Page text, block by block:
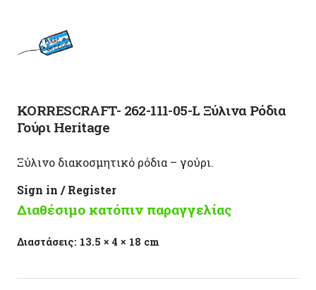
KORRESCRAFT- 262-111-05-L Ξύλινα Ρόδια
Γούρι Heritage
Ξύλινο διακοσμητικό ρόδια – γούρι.
Sign in / Register
Διαθέσιμο κατόπιν παραγγελίας
Διαστάσεις: 13.5 × 4 × 18 cm